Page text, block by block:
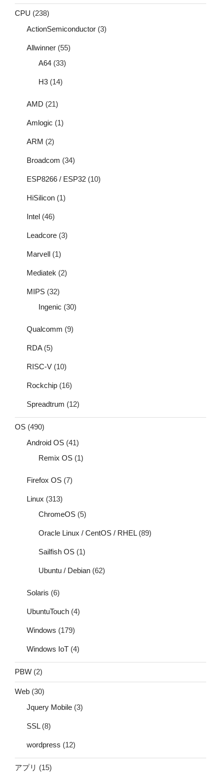
CPU (238)
ActionSemiconductor (3)
Allwinner (55)
A64 (33)
H3 (14)
AMD (21)
Amlogic (1)
ARM (2)
Broadcom (34)
ESP8266 / ESP32 (10)
HiSilicon (1)
Intel (46)
Leadcore (3)
Marvell (1)
Mediatek (2)
MIPS (32)
Ingenic (30)
Qualcomm (9)
RDA(5)
RISC-V (10)
Rockchip (16)
Spreadtrum (12)
OS (490)
Android OS (41)
Remix OS (1)
Firefox OS (7)
Linux (313)
ChromeOS (5)
Oracle Linux / CentOS / RHEL(89)
Sailfish OS (1)
Ubuntu / Debian (62)
Solaris (6)
UbuntuTouch (4)
Windows (179)
Windows IoT (4)
PBW (2)
Web (30)
Jquery Mobile (3)
SSL(8)
wordpress (12)
アプリ (15)